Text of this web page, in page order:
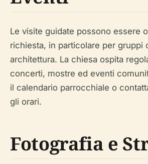
Le visite guidate possono essere
richiesta, in particolare per gruppi
architettura. La chiesa ospita
concerti, mostre ed eventi
il calendario parrocchiale o
gli orari.
Fotografia e